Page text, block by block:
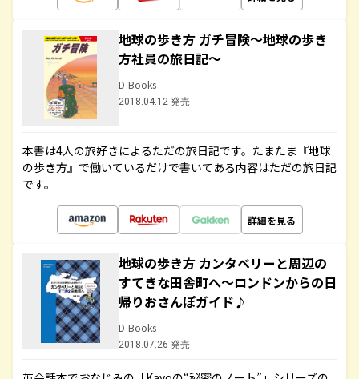
地球の歩き方 ガチ冒険～地球の歩き
方社員の旅日記～
D-Books
2018.04.12 発売
本書は4人の旅好きによるただの旅日記です。たまたま『地球
の歩き方』で働いているだけで書いてある内容はただの旅日記
です。
詳細を見る
地球の歩き方 カンタベリーと周辺の
すてきな田舎町へ～ロンドンからの日
帰りおさんぽガイド♪
D-Books
2018.07.26 発売